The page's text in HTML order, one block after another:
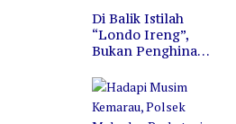
Di Balik Istilah
“Londo Ireng”,
Bukan Penghinaan
Cermin untuk
Berkaca